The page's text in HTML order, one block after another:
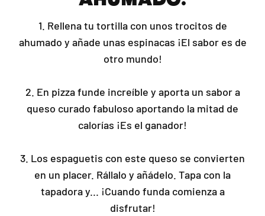
1. Rellena tu tortilla con unos trocitos de
ahumado y añade unas espinacas ¡El sabor es de
otro mundo!
2. En pizza funde increíble y aporta un sabor a
queso curado fabuloso aportando la mitad de
calorías ¡Es el ganador!
3. Los espaguetis con este queso se convierten
en un placer. Rállalo y añádelo. Tapa con la
tapadora y... ¡Cuando funda comienza a
disfrutar!